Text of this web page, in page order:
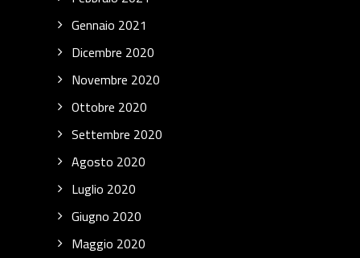
Gennaio 2021
Dicembre 2020
Novembre 2020
Ottobre 2020
Settembre 2020
Agosto 2020
Luglio 2020
Giugno 2020
Maggio 2020